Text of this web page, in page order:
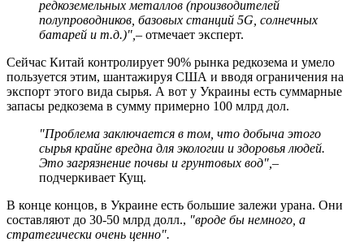
редкоземельных металлов (производителей
полупроводников, базовых станций 5G, солнечных
батарей и т.д.)", – отмечает эксперт.
Сейчас Китай контролирует 90% рынка редкозема и умело
пользуется этим, шантажируя США и вводя ограничения на
экспорт этого вида сырья. А вот у Украины есть суммарные
запасы редкозема в сумму примерно 100 млрд дол.
"Проблема заключается в том, что добыча этого
сырья крайне вредна для экологии и здоровья людей.
Это загрязнение почвы и грунтовых вод", –
подчеркивает Кущ.
В конце концов, в Украине есть большие залежи урана. Они
составляют до 30-50 млрд долл., "вроде бы немного, а
стратегически очень ценно".